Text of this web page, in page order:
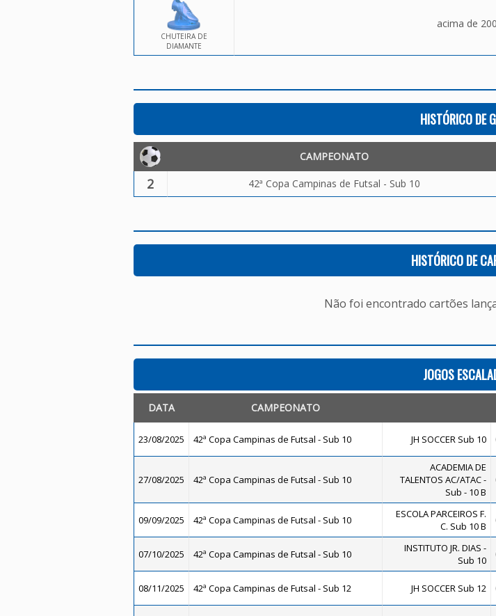
CHUTEIRA DE
DIAMANTE
acima de
HISTÓRICO DE
CAMPEONATO
2 42ª Copa Campinas de Futsal - Sub 10
HISTÓRICO DE
Não foi encontrado cartões
JOGOS
DATA CAMPEONATO
23/08/2025 42ª Copa Campinas de Futsal - Sub 10 JH SOCCER Sub 10
27/08/2025 42ª Copa Campinas de Futsal - Sub 10
ACADEMIA DE
TALENTOS AC/ATAC -
Sub - 10 B
09/09/2025 42ª Copa Campinas de Futsal - Sub 10
ESCOLA PARCEIROS F.
C. Sub 10 B
07/10/2025 42ª Copa Campinas de Futsal - Sub 10
INSTITUTO JR. DIAS -
Sub 10
08/11/2025 42ª Copa Campinas de Futsal - Sub 12 JH SOCCER Sub 12